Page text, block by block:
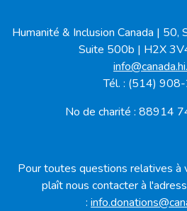
Humanité & Inclusion Canada | 50,
Suite 500b | H2X
Tél. : (514)
No de charité : 88914
Pour toutes questions relatives à
plaît nous contacter à
: